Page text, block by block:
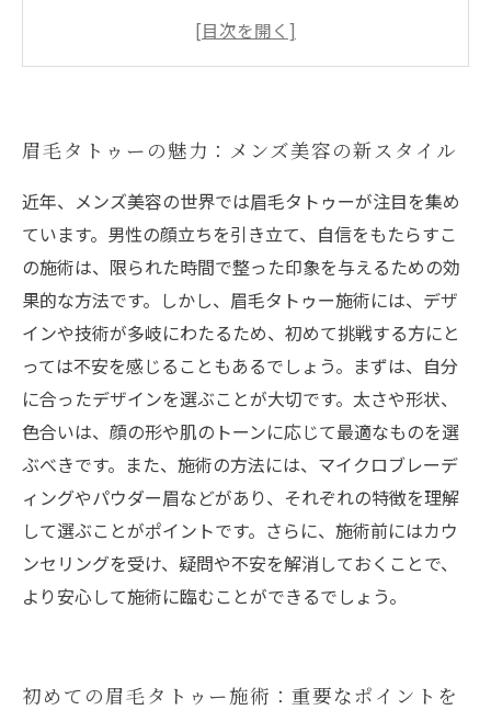
デザイン選びのコツ：自分に似合う眉毛を見つ
実際の施術体験レポート：男性たちのリアルな
自分に合った眉毛タトゥー：スタイルの選び方
眉毛タトゥーで印象アップ：新たな自分を探そ
う
眉毛タトゥーの魅力：メンズ美容の新スタイル
近年、メンズ美容の世界では眉毛タトゥーが注目を集め
ています。男性の顔立ちを引き立て、自信をもたらすこ
の施術は、限られた時間で整った印象を与えるための効
果的な方法です。しかし、眉毛タトゥー施術には、デザ
インや技術が多岐にわたるため、初めて挑戦する方にと
っては不安を感じることもあるでしょう。まずは、自分
に合ったデザインを選ぶことが大切です。太さや形状、
色合いは、顔の形や肌のトーンに応じて最適なものを選
ぶべきです。また、施術の方法には、マイクロブレーデ
ィングやパウダー眉などがあり、それぞれの特徴を理解
して選ぶことがポイントです。さらに、施術前にはカウ
ンセリングを受け、疑問や不安を解消しておくことで、
より安心して施術に臨むことができるでしょう。
初めての眉毛タトゥー施術：重要なポイントを